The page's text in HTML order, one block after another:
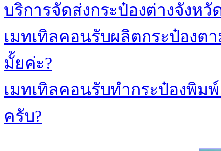
บริการจัดส่งกระป๋องต่างจังห
เมทเทิลคอนรับผลิตกระป๋องต
มั้ยค่ะ?
เมทเทิลคอนรับทำกระป๋องพิม
ครับ?